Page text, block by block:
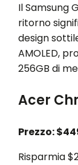
Il Samsung
ritorno
design
AMOLED,
256GB di
Acer
Prezzo:
Risparmia